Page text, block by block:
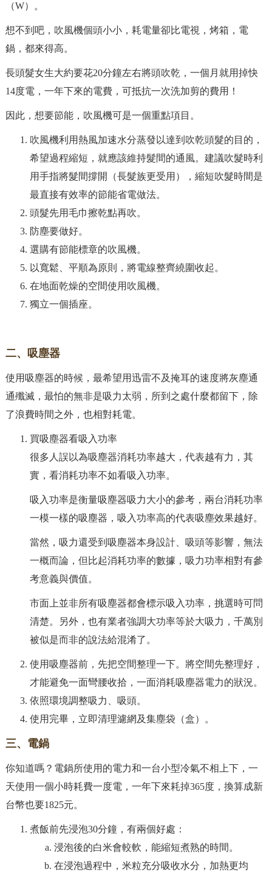
（W）。
想不到吧，吹風機個頭小小，耗電量卻比電視，烤箱，電
鍋，都來得高。
長頭髮女生大約要花20分鐘左右將頭吹乾，一個月就用掉快
14度電，一年下來的電費，可抵抗一次洗加剪的費用！
因此，想要節能，吹風機可是一個重點項目。
吹風機利用熱風加速水分蒸發以達到吹乾頭髮的目的，
希望過程縮短，就應該維持髮間的通風。建議吹髮時利
用手指將髮間撐開（長髮族更受用），縮短吹髮時間是
最直接有效率的節能省電做法。
頭髮先用毛巾擦乾點再吹。
防塵要做好。
選購有節能標章的吹風機。
以寬鬆、平順為原則，將電線整齊繞圍收起。
在地面乾燥的空間使用吹風機。
獨立一個插座。
二、吸塵器
使用吸塵器的時候，最希望用迅雷不及掩耳的速度將灰塵通
通殲滅，最怕的無非是吸力太弱，所到之處什麼都留下，除
了浪費時間之外，也相對耗電。
買吸塵器看吸入功率
很多人誤以為吸塵器消耗功率越大，代表越有力，其
實，看消耗功率不如看吸入功率。
吸入功率是衡量吸塵器吸力大小的參考，兩台消耗功率
一模一樣的吸塵器，吸入功率高的代表吸塵效果越好。
當然，吸力還受到吸塵器本身設計、吸頭等影響，無法
一概而論，但比起消耗功率的數據，吸力功率相對有參
考意義與價值。
市面上並非所有吸塵器都會標示吸入功率，挑選時可問
清楚。另外，也有業者強調大功率等於大吸力，千萬別
被似是而非的說法給混淆了。
使用吸塵器前，先把空間整理一下。將空間先整理好，
才能避免一面彎腰收拾，一面消耗吸塵器電力的狀況。
依照環境調整吸力、吸頭。
使用完畢，立即清理濾網及集塵袋（盒）。
三、電鍋
你知道嗎？電鍋所使用的電力和一台小型冷氣不相上下，一
天使用一個小時耗費一度電，一年下來耗掉365度，換算成新
台幣也要1825元。
煮飯前先浸泡30分鐘，有兩個好處：
浸泡後的白米會較軟，能縮短煮熟的時間。
在浸泡過程中，米粒充分吸收水分，加熱更均